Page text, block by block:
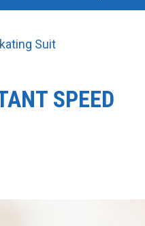
Suit
SPEED